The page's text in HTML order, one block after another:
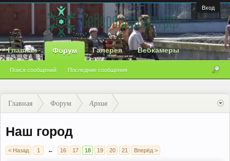
Вход
Главная Форум
Поиск сообщений Последние сообщения
Галерея Вебкамеры
Главная Форум Архив
Наш город
< Назад 1 ← 16 17 18 19 20 21 Вперёд >